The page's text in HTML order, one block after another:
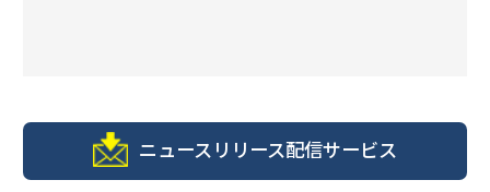
ニュースリリース配信サービス